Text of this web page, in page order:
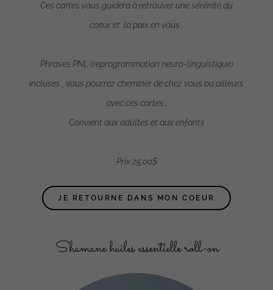
Ces cartes vous guidera à retrouver une sérénité du
coeur et la paix en vous .
Phrases PNL (reprogrammation neuro-linguistique)
incluses , vous pourrez cheminer de chez vous ou ailleurs
avec ces cartes .
Convient aux adultes et aux enfants
Prix 25,00$
JE RETOURNE DANS MON COEUR
Shamane huiles essentielle roll-on